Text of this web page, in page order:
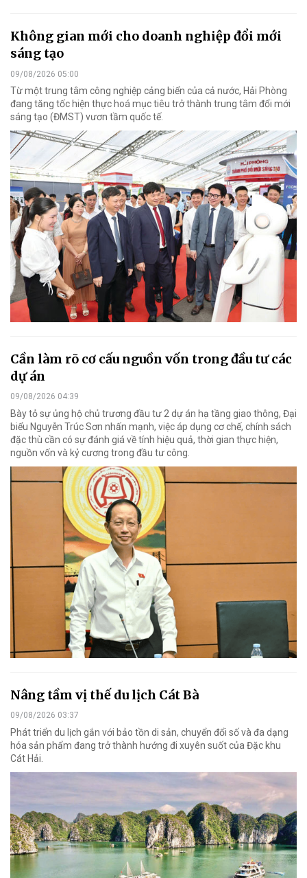
Không gian mới cho doanh nghiệp đổi mới
sáng tạo
09/08/2026 05:00
Từ một trung tâm công nghiệp cảng biển của cả nước, Hải Phòng
đang tăng tốc hiện thực hoá mục tiêu trở thành trung tâm đổi mới
sáng tạo (ĐMST) vươn tầm quốc tế.
Cần làm rõ cơ cấu nguồn vốn trong đầu tư các
dự án
09/08/2026 04:39
Bày tỏ sự ủng hộ chủ trương đầu tư 2 dự án hạ tầng giao thông, Đại
biểu Nguyễn Trúc Sơn nhấn mạnh, việc áp dụng cơ chế, chính sách
đặc thù cần có sự đánh giá về tính hiệu quả, thời gian thực hiện,
nguồn vốn và kỷ cương trong đầu tư công.
Nâng tầm vị thế du lịch Cát Bà
09/08/2026 03:37
Phát triển du lịch gắn với bảo tồn di sản, chuyển đổi số và đa dạng
hóa sản phẩm đang trở thành hướng đi xuyên suốt của Đặc khu
Cát Hải.